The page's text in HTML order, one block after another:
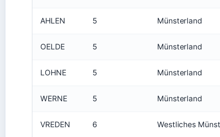
AHLEN 5 Münsterland
OELDE 5 Münsterland
LOHNE 5 Münsterland
WERNE 5 Münsterland
VREDEN 6 Westliches